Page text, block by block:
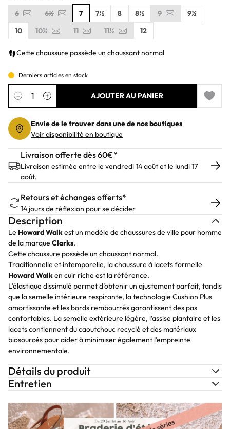
6
6½ 7 7½ 8 8½ 9
9½
10
10½ 11 11½ 12
Cette chaussure possède un chaussant normal
Derniers articles en stock
Quantité
− + AJOUTER AU PANIER
Add to
Envie de le trouver dans une de nos boutiques
Voir disponibilité en boutique
Livraison offerte dès 60€*
Livraison estimée entre le vendredi 14 août et le lundi 17
août.
Retours et échanges offerts*
14 jours de réflexion pour se décider
Description
Le Howard Walkest un modèle de chaussures de ville pour homme
de la marque Clarks.
Cette chaussure possède un chaussant normal.
Traditionnelle et intemporelle, la chaussure à lacets formelle
Howard Walken cuir riche est la référence.
L’élastique dissimulé permet d’obtenir un ajustement parfait, tandis
que la semelle intérieure respirante, la technologie Cushion Plus
amortissante et les bords rembourrés garantissent des pas
confortables. La semelle extérieure légère, l’assise plantaire et les
lacets contiennent du caoutchouc recyclé et des matériaux
biosourcés pour aider à minimiser également l’empreinte
environnementale.
Détails du produit
Entretien